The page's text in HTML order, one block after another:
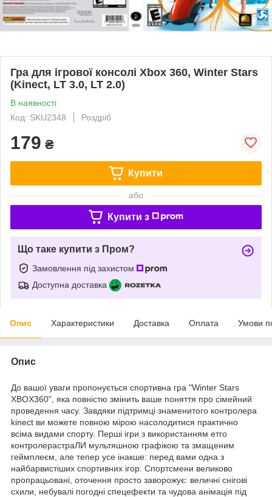
Гра для ігрової консолі Xbox 360, Winter Stars
(Kinect, LT 3.0, LT 2.0)
В наявності
Код: SKU2348
Роздріб
179 ₴
Купити
або
Купити з
Що таке купити з Пром?
Замовлення під захистом
Доступна доставка
Опис Характеристики Доставка Оплата Умови
Опис
До вашої уваги пропонується спортивна гра "Winter Stars
XBOX360", яка повністю змінить ваше поняття про сімейний
проведення часу. Завдяки підтримці знаменитого контролера
kinect ви можете повною мірою насолодитися практично
всіма видами спорту. Перші ігри з використанням етго
контролерастраЛИ мультяшною графікою та змащеним
геймплеєм, але тепер усе інакше: перед вами одна з
найбарвистіших спортивних ігор. Спортсмени великово
пропрацьовані, оточення просто заворожує: величні снігові
схили, небувалі погодні спецефекти та чудова анімація під